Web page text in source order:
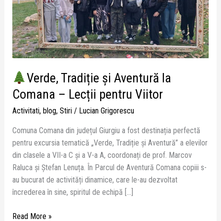
Verde, Tradiție și Aventură la
Comana – Lecții pentru Viitor
Activitati, blog, Stiri/ Lucian Grigorescu
Comuna Comana din județul Giurgiu a fost destinația perfectă
pentru excursia tematică „Verde, Tradiție și Aventură” a elevilor
din clasele a VII-a C și a V-a A, coordonați de prof. Marcov
Raluca și Ștefan Lenuța. În Parcul de Aventură Comana copiii s-
au bucurat de activități dinamice, care le-au dezvoltat
încrederea în sine, spiritul de echipă […]
–
Lecții
pentru
Viitor
Read More »